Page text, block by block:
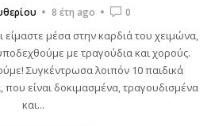
8 έτη ago 0
μέσα στην καρδιά του χειμώνα,
με τραγούδια και χορούς.
Συγκέντρωσα λοιπόν 10 παιδικά
που είναι δοκιμασμένα, τραγουδισμένα
και...